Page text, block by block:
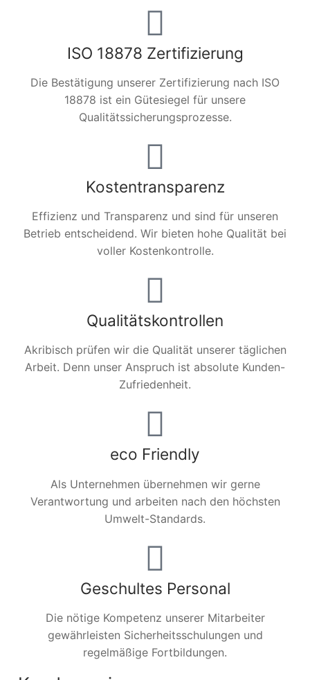
ISO 18878 Zertifizierung
Die Bestätigung unserer Zertifizierung nach ISO
18878 ist ein Gütesiegel für unsere
Qualitätssicherungsprozesse.
Kostentransparenz
Effizienz und Transparenz und sind für unseren
Betrieb entscheidend. Wir bieten hohe Qualität bei
voller Kostenkontrolle.
Qualitätskontrollen
Akribisch prüfen wir die Qualität unserer täglichen
Arbeit. Denn unser Anspruch ist absolute Kunden-
Zufriedenheit.
eco Friendly
Als Unternehmen übernehmen wir gerne
Verantwortung und arbeiten nach den höchsten
Umwelt-Standards.
Geschultes Personal
Die nötige Kompetenz unserer Mitarbeiter
gewährleisten Sicherheitsschulungen und
regelmäßige Fortbildungen.